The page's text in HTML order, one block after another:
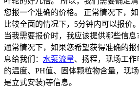
您报一个准确的价格。 正常情况下，
比较全面的情况下，5分钟内可以报价。
当我需要报价时，我应该提供哪些信息
通常情况下，如果您希望获得准确的
息给我们： 水泵流量、扬程，现场工
的温度、PH值、固体颗粒物含量，现
是立式安装)等信息。